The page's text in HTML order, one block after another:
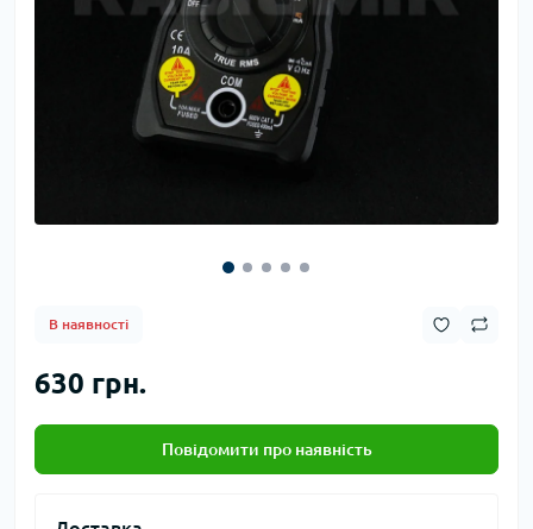
В наявності
630 грн.
Повідомити про наявність